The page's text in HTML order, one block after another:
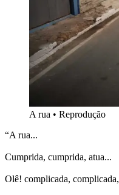
A rua • Reprodução
“A rua...
Cumprida, cumprida, atua...
Olê! complicada,